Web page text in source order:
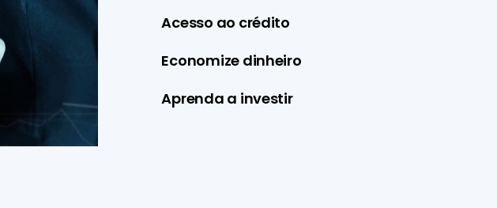
Acesso ao crédito
Economize dinheiro
Aprenda a investir